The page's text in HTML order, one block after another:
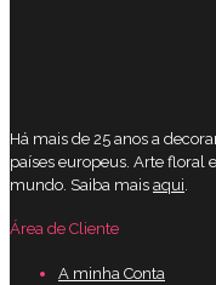
Há mais de 25 anos a
países europeus. Arte floral
mundo. Saiba mais aqui.
Área de Cliente
A minha Conta